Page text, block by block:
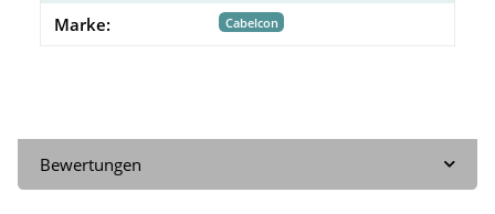
Marke: Cabelcon
Bewertungen